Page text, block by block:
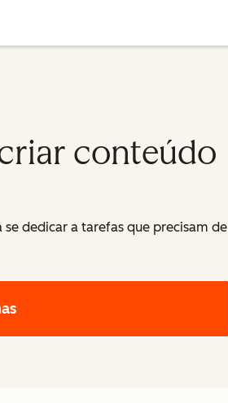
conteúdo
dedicar a tarefas que precisam de